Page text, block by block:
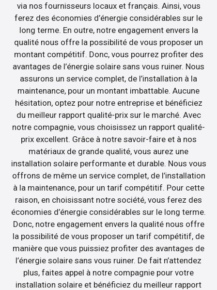
via nos fournisseurs locaux et français. Ainsi, vous
ferez des économies d’énergie considérables sur le
long terme. En outre, notre engagement envers la
qualité nous offre la possibilité de vous proposer un
montant compétitif. Donc, vous pourrez profiter des
avantages de l’énergie solaire sans vous ruiner. Nous
assurons un service complet, de l’installation à la
maintenance, pour un montant imbattable. Aucune
hésitation, optez pour notre entreprise et bénéficiez
du meilleur rapport qualité-prix sur le marché. Avec
notre compagnie, vous choisissez un rapport qualité-
prix excellent. Grâce à notre savoir-faire et à nos
matériaux de grande qualité, vous aurez une
installation solaire performante et durable. Nous vous
offrons de même un service complet, de l’installation
à la maintenance, pour un tarif compétitif. Pour cette
raison, en choisissant notre société, vous ferez des
économies d’énergie considérables sur le long terme.
Donc, notre engagement envers la qualité nous offre
la possibilité de vous proposer un tarif compétitif, de
manière que vous puissiez profiter des avantages de
l’énergie solaire sans vous ruiner. De fait n’attendez
plus, faites appel à notre compagnie pour votre
installation solaire et bénéficiez du meilleur rapport